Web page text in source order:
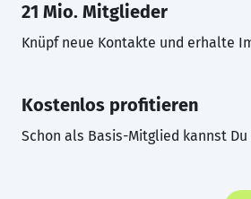
21 Mio. Mitglieder
Knüpf neue Kontakte und erhalte
Kostenlos profitieren
Schon als Basis-Mitglied kannst